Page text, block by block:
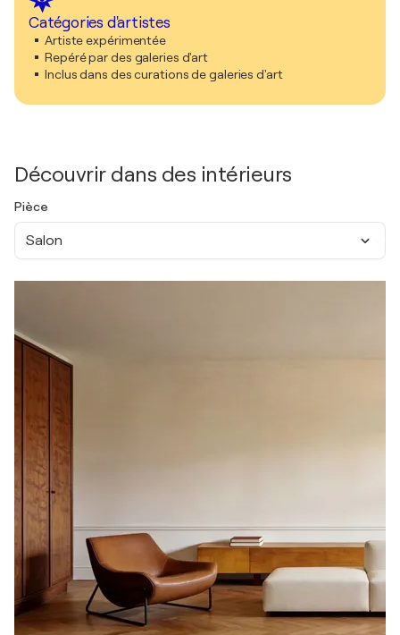
Catégories d'artistes
Artiste expérimentée
Repéré par des galeries d'art
Inclus dans des curations de galeries d'art
Découvrir dans des intérieurs
Pièce
Salon